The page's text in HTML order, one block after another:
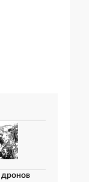
дронов